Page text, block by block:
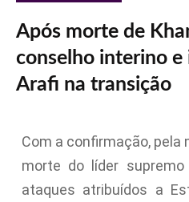
Após morte de
conselho interino e
Arafi na transição
Com a confirmação, pela
morte do líder
ataques atribuídos a